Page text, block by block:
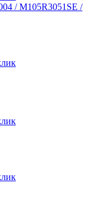
/ M105R3051SE /